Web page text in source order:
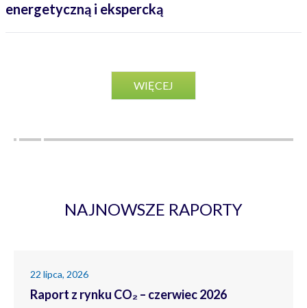
energetyczną i ekspercką
WIĘCEJ
NAJNOWSZE RAPORTY
22 lipca, 2026
Raport z rynku CO₂ – czerwiec 2026